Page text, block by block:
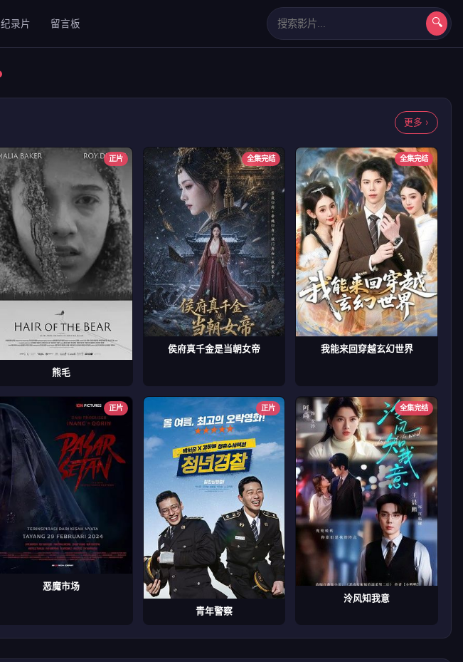
纪录片 留言板 🔍
更多 ›
正片
熊毛
全集完结
侯府真千金是当朝女帝
全集完结
我能来回穿越玄幻世界
正片
恶魔市场
正片
青年警察
全集完结
泠风知我意